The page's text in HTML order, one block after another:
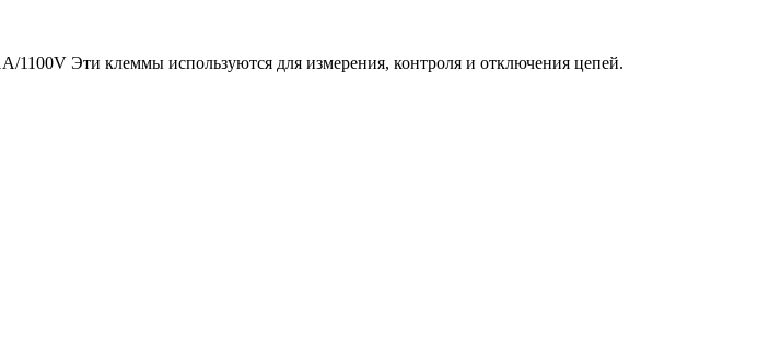
Эти клеммы используются для измерения, контроля и отключения цепей.